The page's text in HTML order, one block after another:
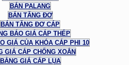
BÁN PALANG
BÁN TĂNG ĐƠ
BÁN TĂNG ĐƠ CÁP
BÁO GIÁ CÁP THÉP
GIÁ CỦA KHÓA CÁP PHI 10
GIÁ CÁP CHỐNG XOẮN
BẢNG GIÁ CÁP LỤA